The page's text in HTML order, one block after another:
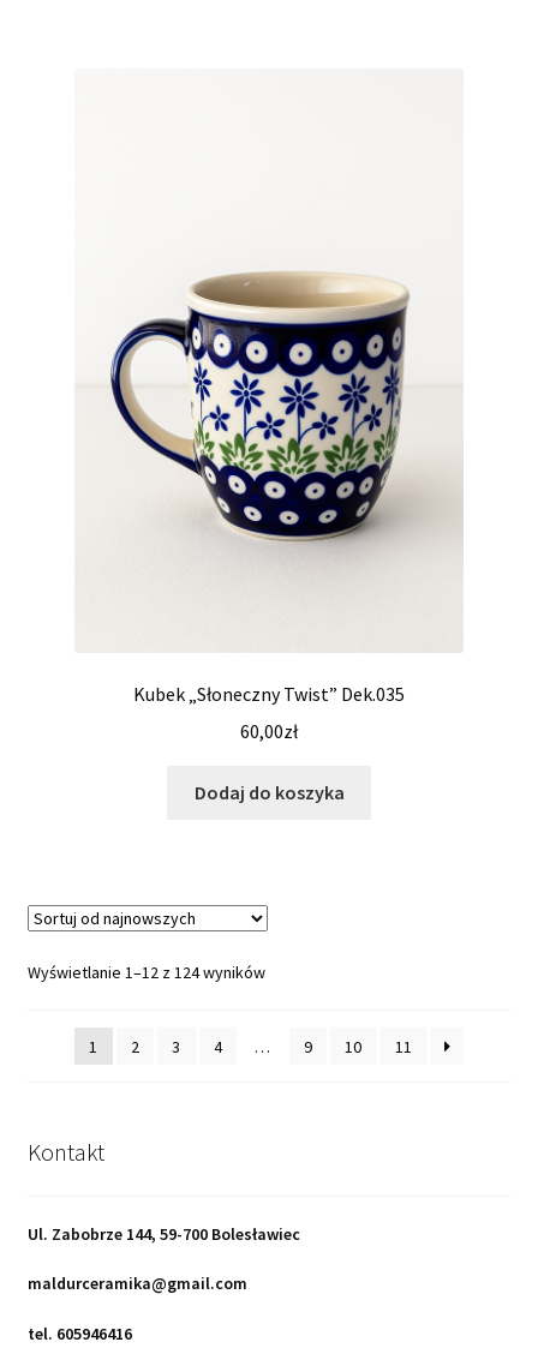
Kubek „Słoneczny Twist” Dek.035
60,00zł
Dodaj do koszyka
Wyświetlanie 1–12 z 124 wynikówPosortowane
1
2 3 4 … 9 10 11
Kontakt
Ul. Zabobrze 144, 59-700 Bolesławiec
maldurceramika@gmail.com
tel. 605946416